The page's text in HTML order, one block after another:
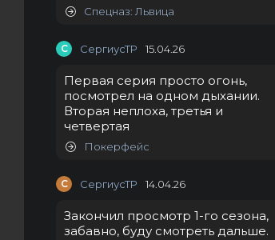
Спецназ: Львица
С СергиусТР 15.04.26
Первая серия просто огонь,
посмотрел на одном дыхании.
Вторая неплоха, третья и
четвертая
Покерфейс
С СергиусТР 14.04.26
Закончил просмотр 1-го сезона,
забавно, буду смотреть дальше.